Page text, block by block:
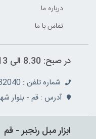
درباره ما
تماس با ما
در صبح: 8.30 الی 13 در عصر: 15:30 الی 20.30
شماره تلفن : 02537235233,02537232040
آدرس : قم - بلوار شهید دل
ابزار مبل رنجبر - قم